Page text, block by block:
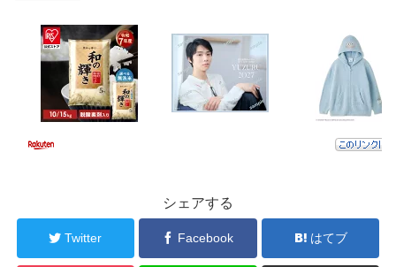
シェアする
Twitter Facebook はてブ